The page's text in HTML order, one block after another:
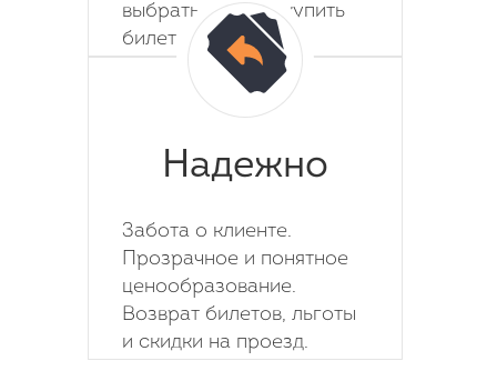
выбрать место и купить
билет на автобус.
Надежно
Забота о клиенте.
Прозрачное и понятное
ценообразование.
Возврат билетов, льготы
и скидки на проезд.